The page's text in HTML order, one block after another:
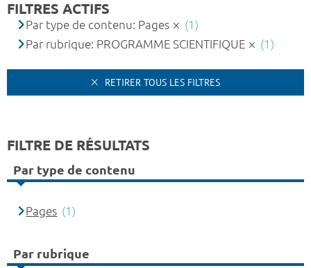
FILTRES ACTIFS
Par type de contenu: Pages
(1)
Par rubrique: PROGRAMME SCIENTIFIQUE
(1)
RETIRER TOUS LES FILTRES
FILTRE DE RÉSULTATS
Par type de contenu
Pages (1)
Par rubrique